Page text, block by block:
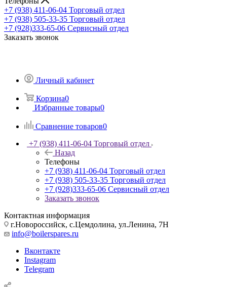
+7 (938) 411-06-04 Торговый отдел
+7 (938) 505-33-35 Торговый отдел
+7 (928)333-65-06 Сервисный отдел
Заказать звонок
Личный кабинет
Корзина0
Избранные товары0
Сравнение товаров0
+7 (938) 411-06-04 Торговый отдел
Назад
Телефоны
+7 (938) 411-06-04 Торговый отдел
+7 (938) 505-33-35 Торговый отдел
+7 (928)333-65-06 Сервисный отдел
Заказать звонок
Контактная информация
г.Новороссийск, с.Цемдолина, ул.Ленина, 7Н
info@boilerspares.ru
Вконтакте
Instagram
Telegram